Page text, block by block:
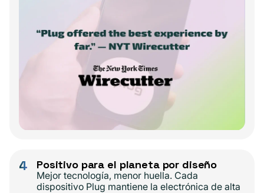
4 Positivo para el planeta por diseño
Mejor tecnología, menor huella. Cada
dispositivo Plug mantiene la electrónica de alta